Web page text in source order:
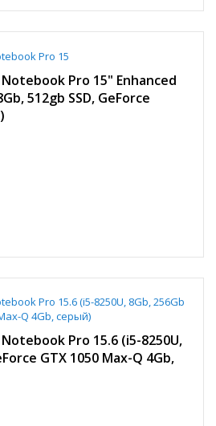
Pro 15" Enhanced
512gb SSD, GeForce
Pro 15.6 (i5-8250U,
GTX 1050 Max-Q 4Gb,